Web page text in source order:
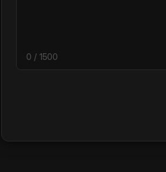
0 / 1500